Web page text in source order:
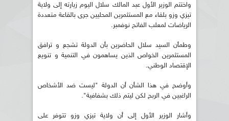
واختتم الوزير الأول عبد المالك سلال اليوم زيارته إلى ولاية
تيزي وزو بلقاء مع المستثمرين المحليين جرى بالقاعة متعددة
الرياضات لمعلب الفاتح نوفمبر.
وطمأن السيد سلال الحاضرين بأن الدولة تشجع و ترافق
المستثمرين الخواص الذين يساهمون في التنمية و تنويع
الإقتصاد الوطني.
وأوضح في هذا الشأن أن الدولة "ليست ضد الأشخاص
الراغبين في الربح لكن ليتم ذلك بشفافية".
وأشار الوزير الأول إلى أن ولاية تيزي وزو تتوفر على